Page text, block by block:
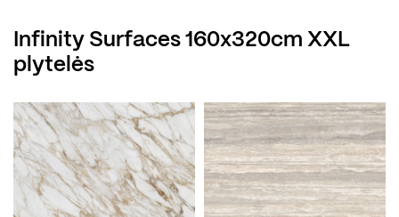
Infinity Surfaces 160x320cm XXL
plytelės